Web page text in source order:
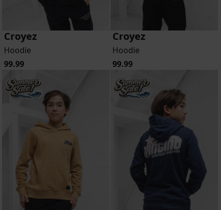
Croyez
Hoodie
99.99
Croyez
Hoodie
99.99